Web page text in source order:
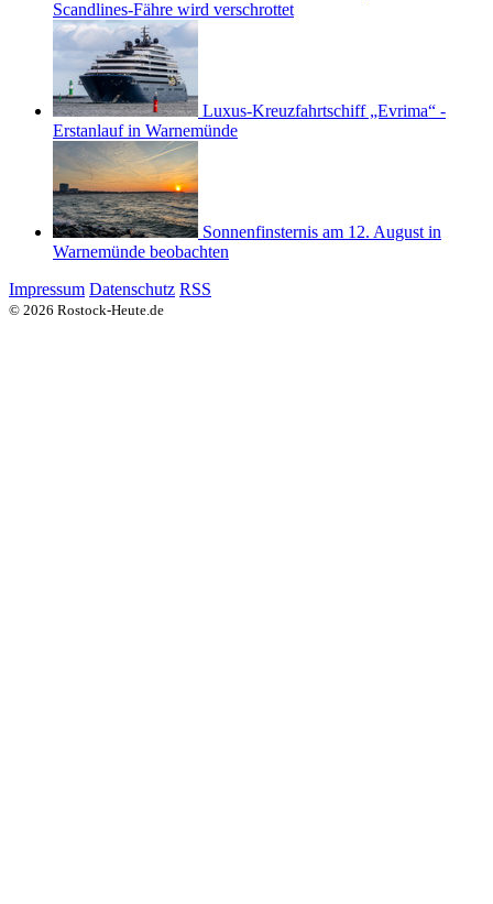
Scandlines-Fähre wird verschrottet
Luxus-Kreuzfahrtschiff „Evrima“ -
Erstanlauf in Warnemünde
Sonnenfinsternis am 12. August in
Warnemünde beobachten
Impressum Datenschutz RSS
© 2026 Rostock-Heute.de